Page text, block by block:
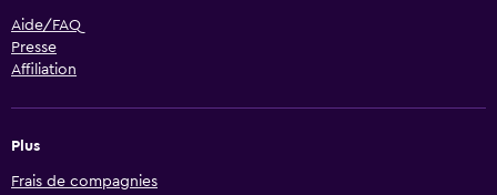
Aide/FAQ
Presse
Affiliation
Plus
Frais de compagnies